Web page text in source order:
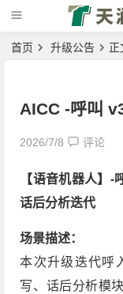
首页 升级公告 正
AICC -呼叫
2026/7/8 评论
【语音机器人】-
话后分析迭代
场景描述：
本次升级迭代呼
写、话后分析模